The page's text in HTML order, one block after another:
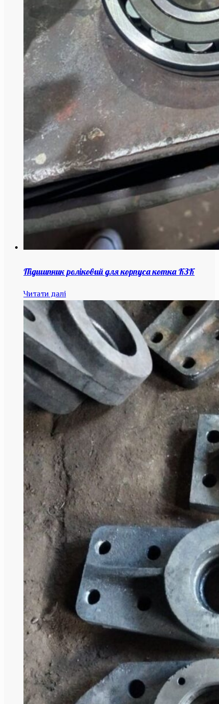
Підшипник роліковий для корпуса котка КЗК
Читати далі